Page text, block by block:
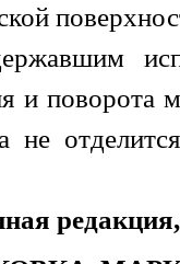
и поворота
не